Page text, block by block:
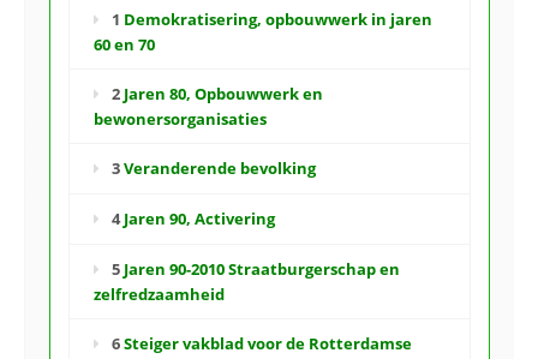
1 Demokratisering, opbouwwerk in jaren
60 en 70
2 Jaren 80, Opbouwwerk en
bewonersorganisaties
3Veranderende bevolking
4Jaren 90, Activering
5 Jaren 90-2010 Straatburgerschap en
zelfredzaamheid
6Steiger vakblad voor de Rotterdamse